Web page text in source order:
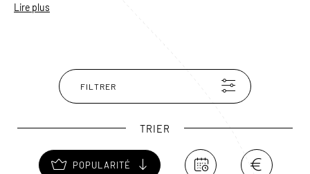
oiseaux enchanteurs. Place ensuite à de savoureuses
dégustations de fruits exotiques et de poissons grillés
confortablement installés les pieds dans le sable et la
Lire plus
FILTRER
TRIER
POPULARITÉ